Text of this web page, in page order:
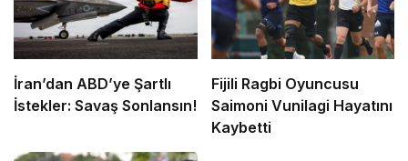
İran’dan ABD’ye Şartlı
İstekler: Savaş Sonlansın!
Fijili Ragbi Oyuncusu
Saimoni Vunilagi Hayatını
Kaybetti